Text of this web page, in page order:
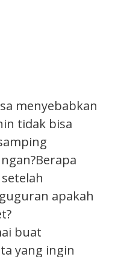
menyebabkan
tidak bisa
apakah
buat
yang ingin